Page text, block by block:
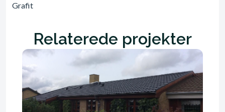
Grafit
Relaterede projekter